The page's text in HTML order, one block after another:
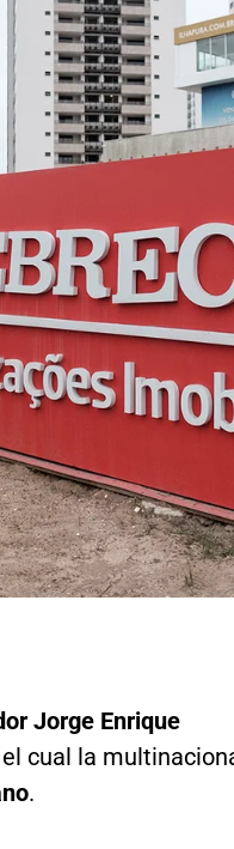
Jorge Enrique
cual la
.